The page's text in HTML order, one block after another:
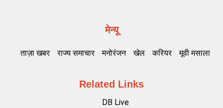
मेन्यू
ताज़ा खबर राज्य समाचार मनोरंजन खेल करियर मूवी मसाला
Related Links
DB Live